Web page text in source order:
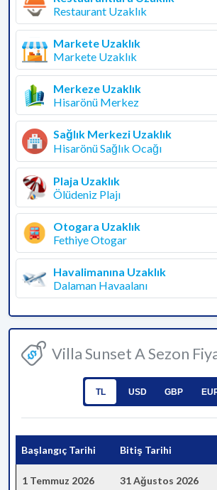
Restaurant Uzaklık
Markete Uzaklık
Markete Uzaklık
Merkeze Uzaklık
Hisarönü Merkez
Sağlık Merkezi Uzaklık
Hisarönü Sağlık Ocağı
Plaja Uzaklık
Ölüdeniz Plajı
Otogara Uzaklık
Fethiye Otogar
Havalimanına Uzaklık
Dalaman Havaalanı
Villa Sunset A Sezon
TL USD GBP
Başlangıç Tarihi Bitiş Tarihi
1 Temmuz 2026 31 Ağustos 2026